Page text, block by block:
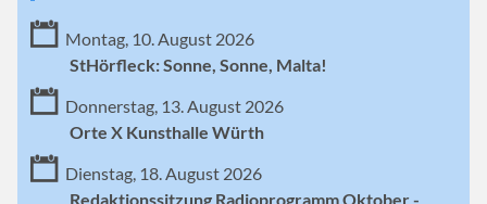
Montag, 10. August 2026
StHörfleck: Sonne, Sonne, Malta!
Donnerstag, 13. August 2026
Orte X Kunsthalle Würth
Dienstag, 18. August 2026
Redaktionssitzung Radioprogramm Oktober -